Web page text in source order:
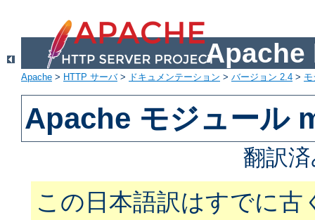
Apache
Apache > HTTP サーバ> ドキュメンテーション > バージョン 2.4 >
Apache モジュール
翻訳
この日本語訳はすでに古